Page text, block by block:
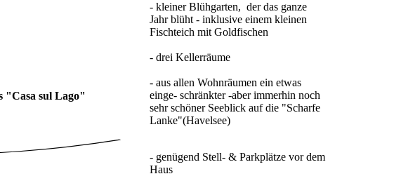
"Casa sul Lago"
- kleiner Blühgarten, der das ganze
Jahr blüht - inklusive einem kleinen
Fischteich mit Goldfischen
- drei Kellerräume
- aus allen Wohnräumen ein etwas
einge- schränkter -aber immerhin noch
sehr schöner Seeblick auf die "Scharfe
Lanke"(Havelsee)
- genügend Stell- & Parkplätze vor dem
Haus